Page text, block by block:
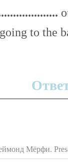
..................
to the
Мёрфи.